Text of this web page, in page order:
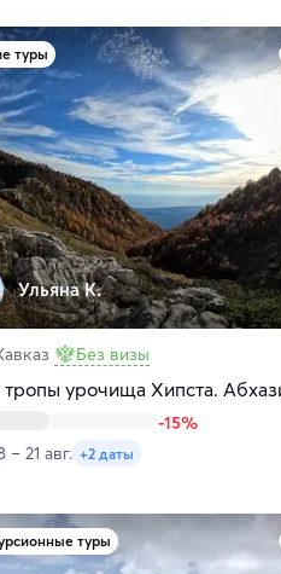
туры
Ульяна К.
Без визы
урочища Хипста.
-15%
– 21 авг. +2 даты
туры